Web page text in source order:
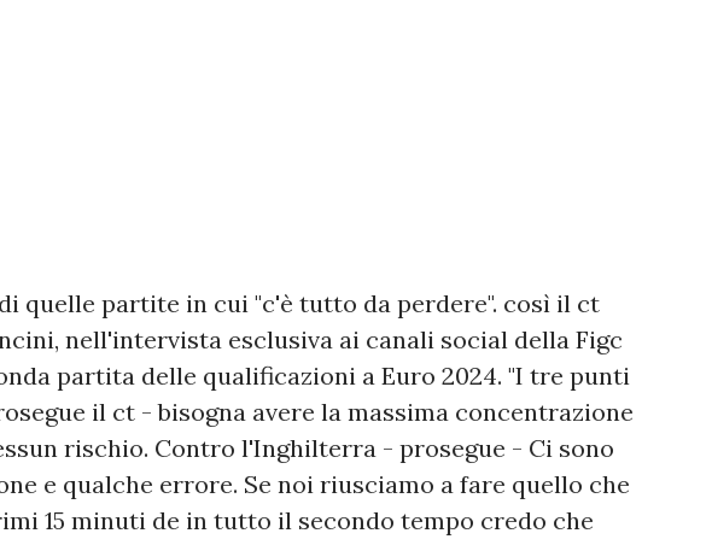
quelle partite in cui "c'è tutto da perdere". così il ct
nell'intervista esclusiva ai canali social della Figc
partita delle qualificazioni a Euro 2024. "I tre punti
il ct - bisogna avere la massima concentrazione
rischio. Contro l'Inghilterra - prosegue - Ci sono
e qualche errore. Se noi riusciamo a fare quello che
15 minuti de in tutto il secondo tempo credo che